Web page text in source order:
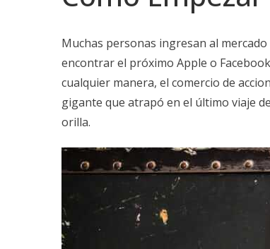
Muchas personas ingresan al
encontrar el próximo Apple o
cualquier manera, el comercio de
gigante que atrapó en el último viaje
orilla.